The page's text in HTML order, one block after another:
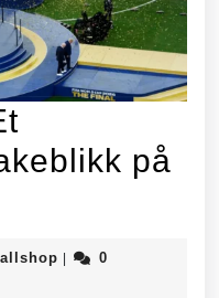
på
2026】
billigefotballshop
|
0